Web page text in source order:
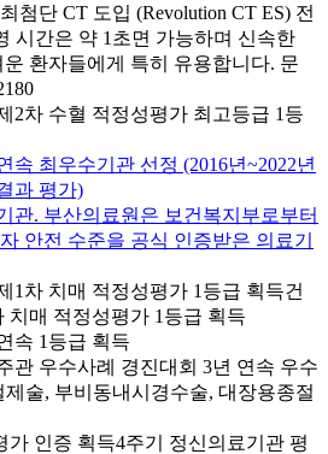
첨단 CT 도입 (Revolution CT ES) 전
시간은 약 1초면 가능하며 신속한
환자들에게 특히 유용합니다. 문
건
치매 적정성평가 1등급 획득
4주기 정신의료기관 평